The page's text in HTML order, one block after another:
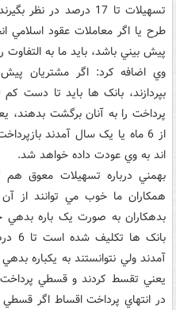
تسهيلات تا 17 درصد در
طرح يا اگر معاملات عقود
پيش بيني باشد،‌ بايد ما به التفاوت
وي اضافه کرد: اگر مشتريان
از 6 ماه يا يک سال آمدند
اند به وي عودت داده خواهد شد.
بهمني درباره تسهيلات معوق هم
همکاران ما خوب مي توانند از
بدهکاران به صورت يک باره بدهي
آمدند ولي نتوانستند به يکباره
يعني تقسط کردند و قسطي
در انتهاي پرداخت اقساط اگر